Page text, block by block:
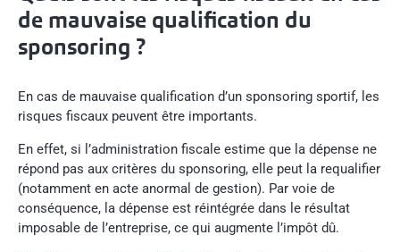
de mauvaise qualification du
sponsoring ?
En cas de mauvaise qualification d’un sponsoring sportif, les
risques fiscaux peuvent être importants.
En effet, si l’administration fiscale estime que la dépense ne
répond pas aux critères du sponsoring, elle peut la requalifier
(notamment en acte anormal de gestion). Par voie de
conséquence, la dépense est réintégrée dans le résultat
imposable de l’entreprise, ce qui augmente l’impôt dû.